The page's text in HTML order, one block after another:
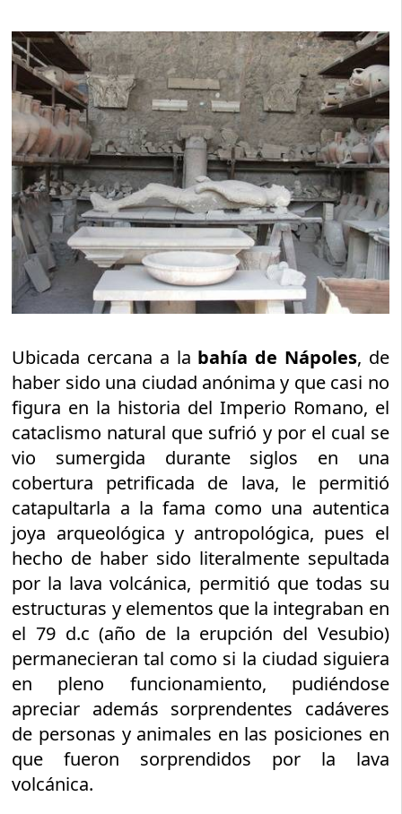
Ubicada cercana a la bahía de Nápoles, de
haber sido una ciudad anónima y que casi no
figura en la historia del Imperio Romano, el
cataclismo natural que sufrió y por el cual se
vio sumergida durante siglos en una
cobertura petrificada de lava, le permitió
catapultarla a la fama como una autentica
joya arqueológica y antropológica, pues el
hecho de haber sido literalmente sepultada
por la lava volcánica, permitió que todas su
estructuras y elementos que la integraban en
el 79 d.c (año de la erupción del Vesubio)
permanecieran tal como si la ciudad siguiera
en pleno funcionamiento, pudiéndose
apreciar además sorprendentes cadáveres
de personas y animales en las posiciones en
que fueron sorprendidos por la lava
volcánica.